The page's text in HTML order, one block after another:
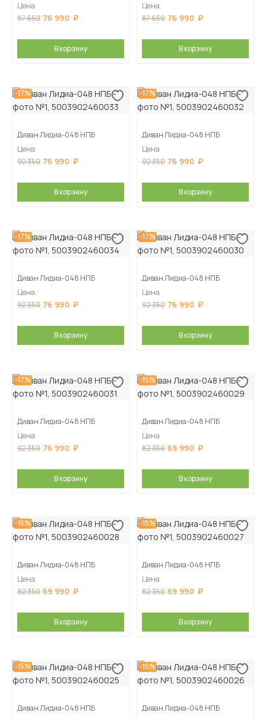
Цена
87 650 76 990
В корзину
Цена
87 650 76 990
В корзину
-17%
Диван Лидиа-048 НПБ
Цена
92 350 76 990
В корзину
-17%
Диван Лидиа-048 НПБ
Цена
92 350 76 990
В корзину
-17%
Диван Лидиа-048 НПБ
Цена
92 350 76 990
В корзину
-17%
Диван Лидиа-048 НПБ
Цена
92 350 76 990
В корзину
-17%
Диван Лидиа-048 НПБ
Цена
92 350 76 990
В корзину
-15%
Диван Лидиа-048 НПБ
Цена
82 350 69 990
В корзину
-15%
Диван Лидиа-048 НПБ
Цена
82 350 69 990
В корзину
-15%
Диван Лидиа-048 НПБ
Цена
82 350 69 990
В корзину
-15%
Диван Лидиа-048 НПБ
-15%
Диван Лидиа-048 НПБ